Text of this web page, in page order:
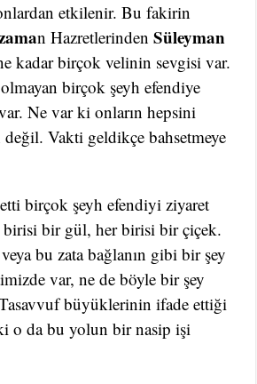
etkilenir. Bu fakirin
n HazretlerindenSüleyman
kadar birçok velinin sevgisi var.
birçok şeyh efendiye
Ne var ki onların hepsini
Vakti geldikçe bahsetmeye
birçok şeyh efendiyi ziyaret
birisi bir gül, her birisi bir çiçek.
bu zata bağlanın gibi bir şey
var, ne de böyle bir şey
büyüklerinin ifade ettiği
o da bu yolun bir nasip işi